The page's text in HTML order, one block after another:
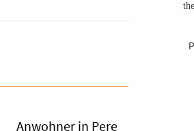
Anwohner in Pere